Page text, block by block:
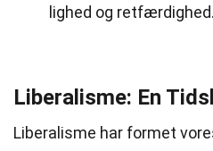
lighed og retfærdighed.
Liberalisme: En
Liberalisme har formet